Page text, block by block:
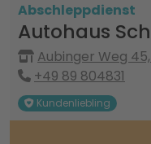
Abschleppdienst
Autohaus
Aubinger Weg
+49 89 804831
Kundenliebling